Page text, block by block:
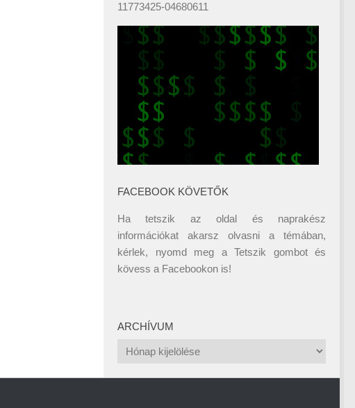
11773425-04680611
FACEBOOK KÖVETŐK
Ha tetszik az oldal és naprakész
információkat akarsz olvasni a témában,
kérlek, nyomd meg a Tetszik gombot és
kövess a Facebookon is!
ARCHÍVUM
Archívum